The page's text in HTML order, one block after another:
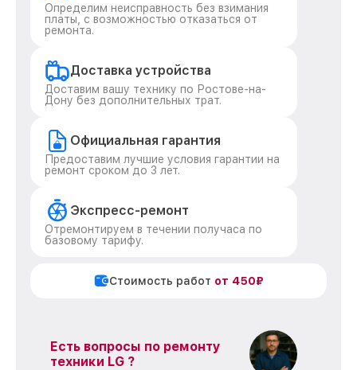
Определим неисправность без взимания
платы, с возможностью отказаться от
ремонта.
Доставка устройства
Доставим вашу технику по Ростове-на-
Дону без дополнительных трат.
Официальная гарантия
Предоставим лучшие условия гарантии на
ремонт сроком до 3 лет.
Экспресс-ремонт
Отремонтируем в течении получаса по
базовому тарифу.
Стоимость работ от 450₽
Есть вопросы по ремонту
техники LG ?